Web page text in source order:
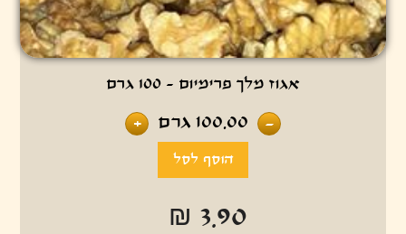
אגוז מלך פרימיום - 100 גרם
-
100.00 גרם +
₪ 3.90